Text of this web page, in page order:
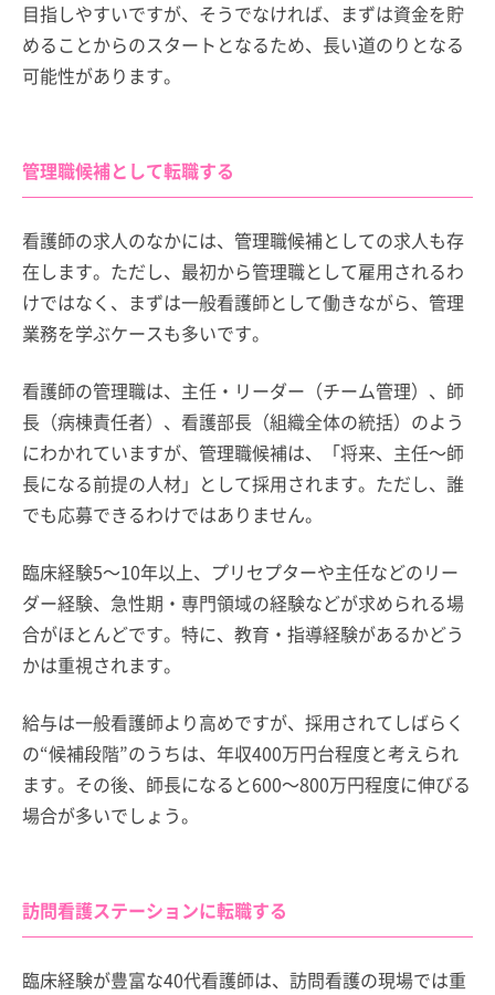
目指しやすいですが、そうでなければ、まずは資金を貯
めることからのスタートとなるため、長い道のりとなる
可能性があります。
管理職候補として転職する
看護師の求人のなかには、管理職候補としての求人も存
在します。ただし、最初から管理職として雇用されるわ
けではなく、まずは一般看護師として働きながら、管理
業務を学ぶケースも多いです。
看護師の管理職は、主任・リーダー（チーム管理）、師
長（病棟責任者）、看護部長（組織全体の統括）のよう
にわかれていますが、管理職候補は、「将来、主任～師
長になる前提の人材」として採用されます。ただし、誰
でも応募できるわけではありません。
臨床経験5～10年以上、プリセプターや主任などのリー
ダー経験、急性期・専門領域の経験などが求められる場
合がほとんどです。特に、教育・指導経験があるかどう
かは重視されます。
給与は一般看護師より高めですが、採用されてしばらく
の“候補段階”のうちは、年収400万円台程度と考えられ
ます。その後、師長になると600～800万円程度に伸びる
場合が多いでしょう。
訪問看護ステーションに転職する
臨床経験が豊富な40代看護師は、訪問看護の現場では重